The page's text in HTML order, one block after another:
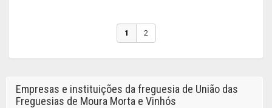
1 2
Empresas e instituições da freguesia de União das
Freguesias de Moura Morta e Vinhós